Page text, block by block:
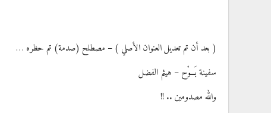
( بعد أن تم تعديل العنوان الأصلي ) – مصطلح (صدمة) تم حظره …
سفينة بَـــوْح – هيثم الفضل
والله مصدومين .. !!